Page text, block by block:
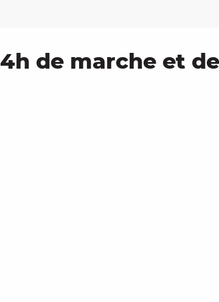
de marche et